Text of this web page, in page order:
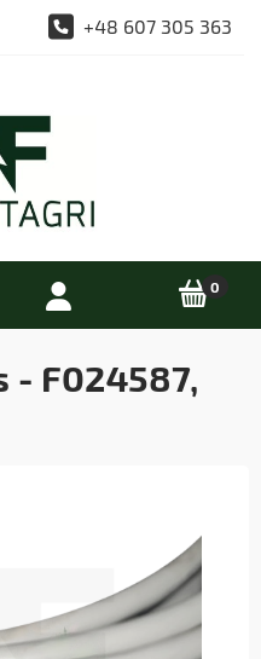
+48 607 305 363
- F024587,